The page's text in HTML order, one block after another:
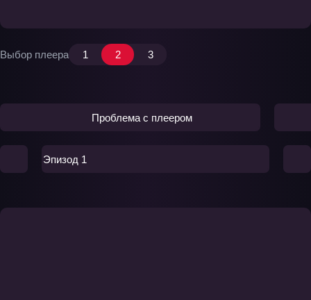
Выбор плеера 1 2 3
Проблема с плеером
Эпизод 1